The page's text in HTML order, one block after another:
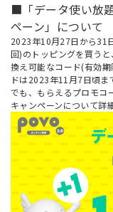
■「データ使い放
ペーン」について
2023年10月27日から31
回)のトッピングを買う
換え可能なコード(有効
ドは2023年11月7日頃ま
でも、もらえるプロモコ
キャンペーンについて詳